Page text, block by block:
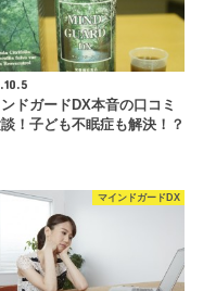
ドガードDX本音の口コミ
！子ども不眠症も解決！？
マインドガードDX